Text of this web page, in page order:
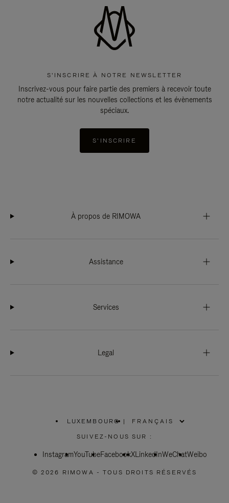
S'INSCRIRE À NOTRE NEWSLETTER
Inscrivez-vous pour faire partie des premiers à recevoir toute
notre actualité sur les nouvelles collections et les évènements
spéciaux.
S'INSCRIRE
À propos de RIMOWA
Assistance
Services
Legal
LUXEMBOURG
SÉLECTIONNEZ
VOTRE
|
SUIVEZ-NOUS SUR :
InstagramYouTubeFacebookXLinkedInWeChatWeibo
© 2026 RIMOWA - TOUS DROITS RÉSERVÉS